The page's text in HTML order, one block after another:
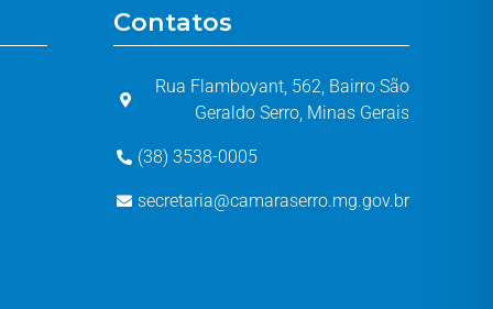
Contatos
Rua Flamboyant, 562, Bairro São
Geraldo Serro, Minas Gerais
(38) 3538-0005
secretaria@camaraserro.mg.gov.br